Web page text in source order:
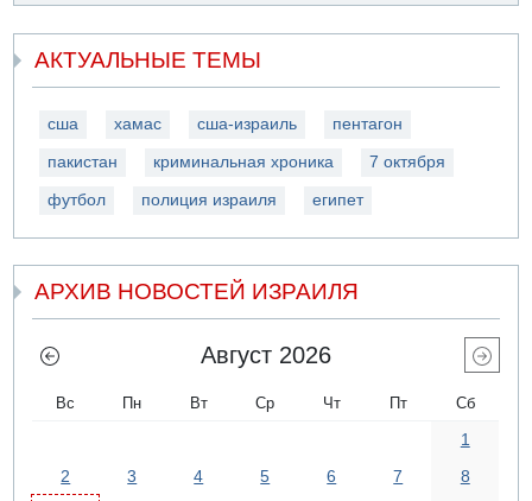
АКТУАЛЬНЫЕ ТЕМЫ
сша хамас сша-израиль пентагон
пакистан криминальная хроника 7 октября
футбол полиция израиля египет
АРХИВ НОВОСТЕЙ ИЗРАИЛЯ
Август 2026
Вс Пн Вт Ср Чт Пт Сб
1
2
3 4 5 6 7
8